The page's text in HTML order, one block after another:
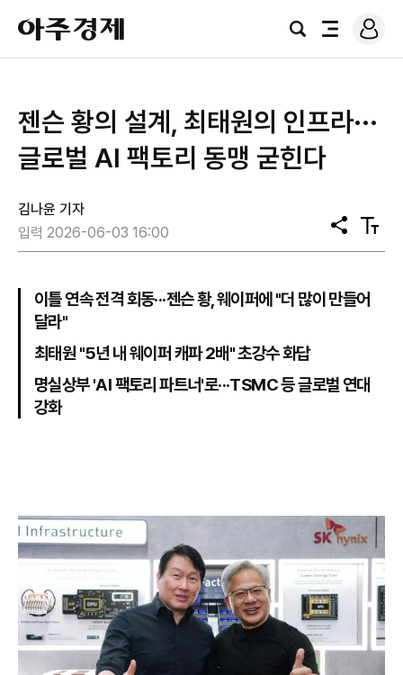
아
주
경
검
전
로
그
젠슨 황의 설계, 최태원의 인프라···
글로벌 AI 팩토리 동맹 굳힌다
김나윤 기자
입력 2026-06-03 16:00
공
유
텍
스
기
이틀 연속 전격 회동···젠슨 황, 웨이퍼에 "더 많이 만들어
달라"
최태원 "5년 내 웨이퍼 캐파 2배" 초강수 화답
명실상부 'AI 팩토리 파트너'로···TSMC 등 글로벌 연대
강화